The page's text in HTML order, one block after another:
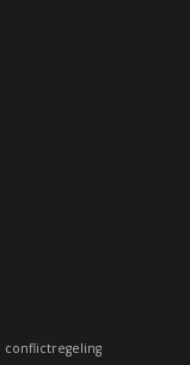
conflictregeling